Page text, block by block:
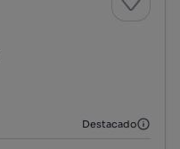
Destacado